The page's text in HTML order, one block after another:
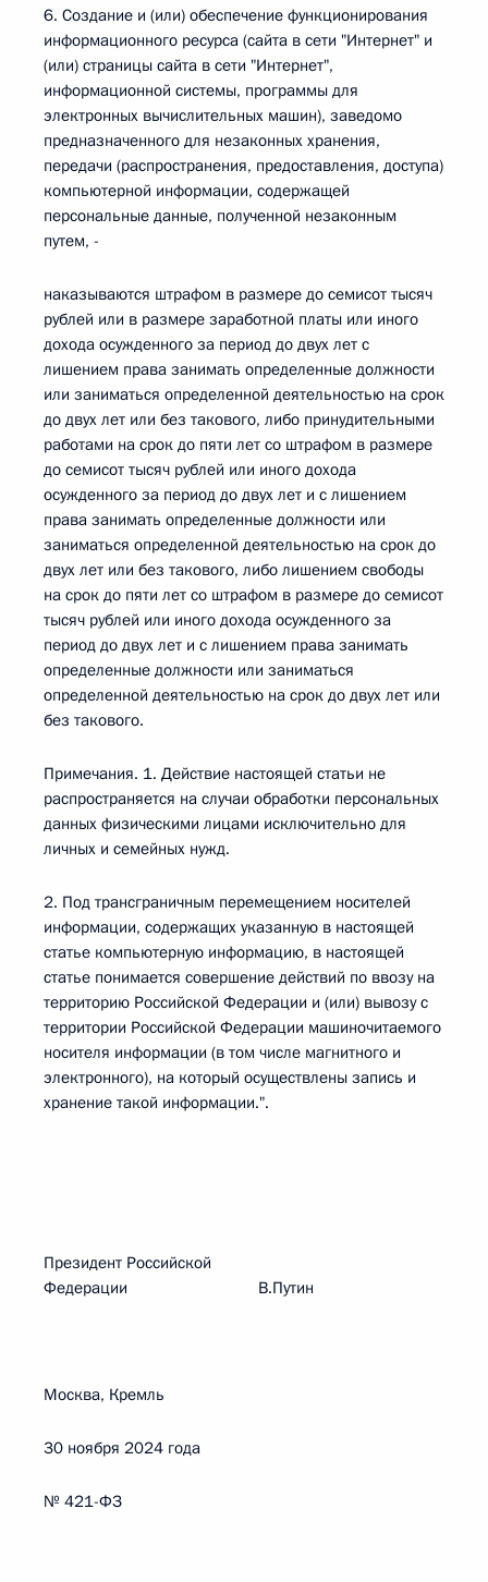
6. Создание и (или) обеспечение функционирования
информационного ресурса (сайта в сети "Интернет" и
(или) страницы сайта в сети "Интернет",
информационной системы, программы для
электронных вычислительных машин), заведомо
предназначенного для незаконных хранения,
передачи (распространения, предоставления, доступа)
компьютерной информации, содержащей
персональные данные, полученной незаконным
путем, -
наказываются штрафом в размере до семисот тысяч
рублей или в размере заработной платы или иного
дохода осужденного за период до двух лет с
лишением права занимать определенные должности
или заниматься определенной деятельностью на срок
до двух лет или без такового, либо принудительными
работами на срок до пяти лет со штрафом в размере
до семисот тысяч рублей или иного дохода
осужденного за период до двух лет и с лишением
права занимать определенные должности или
заниматься определенной деятельностью на срок до
двух лет или без такового, либо лишением свободы
на срок до пяти лет со штрафом в размере до семисот
тысяч рублей или иного дохода осужденного за
период до двух лет и с лишением права занимать
определенные должности или заниматься
определенной деятельностью на срок до двух лет или
без такового.
Примечания. 1. Действие настоящей статьи не
распространяется на случаи обработки персональных
данных физическими лицами исключительно для
личных и семейных нужд.
2. Под трансграничным перемещением носителей
информации, содержащих указанную в настоящей
статье компьютерную информацию, в настоящей
статье понимается совершение действий по ввозу на
территорию Российской Федерации и (или) вывозу с
территории Российской Федерации машиночитаемого
носителя информации (в том числе магнитного и
электронного), на который осуществлены запись и
хранение такой информации.".
Президент Российской
Федерации В.Путин
Москва, Кремль
30 ноября 2024 года
№ 421-ФЗ